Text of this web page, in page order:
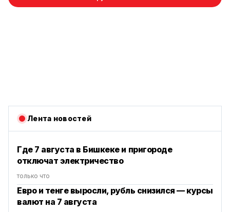
Лента новостей
Где 7 августа в Бишкеке и пригороде
отключат электричество
только что
Евро и тенге выросли, рубль снизился — курсы
валют на 7 августа